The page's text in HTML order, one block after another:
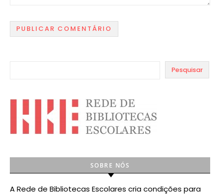
Pesquisar
SOBRE NÓS
A Rede de Bibliotecas Escolares cria condições para